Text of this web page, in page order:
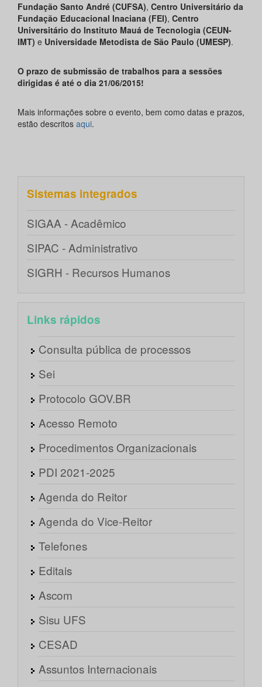
Fundação Santo André (CUFSA), Centro Universitário da
Fundação Educacional Inaciana (FEI), Centro
Universitário do Instituto Mauá de Tecnologia (CEUN-
IMT) e Universidade Metodista de São Paulo (UMESP).
O prazo de submissão de trabalhos para a sessões
dirigidas é até o dia 21/06/2015!
Mais informações sobre o evento, bem como datas e prazos,
estão descritos aqui.
Sistemas integrados
SIGAA - Acadêmico
SIPAC - Administrativo
SIGRH - Recursos Humanos
Links rápidos
Consulta pública de processos
Sei
Protocolo GOV.BR
Acesso Remoto
Procedimentos Organizacionais
PDI 2021-2025
Agenda do Reitor
Agenda do Vice-Reitor
Telefones
Editais
Ascom
Sisu UFS
CESAD
Assuntos Internacionais